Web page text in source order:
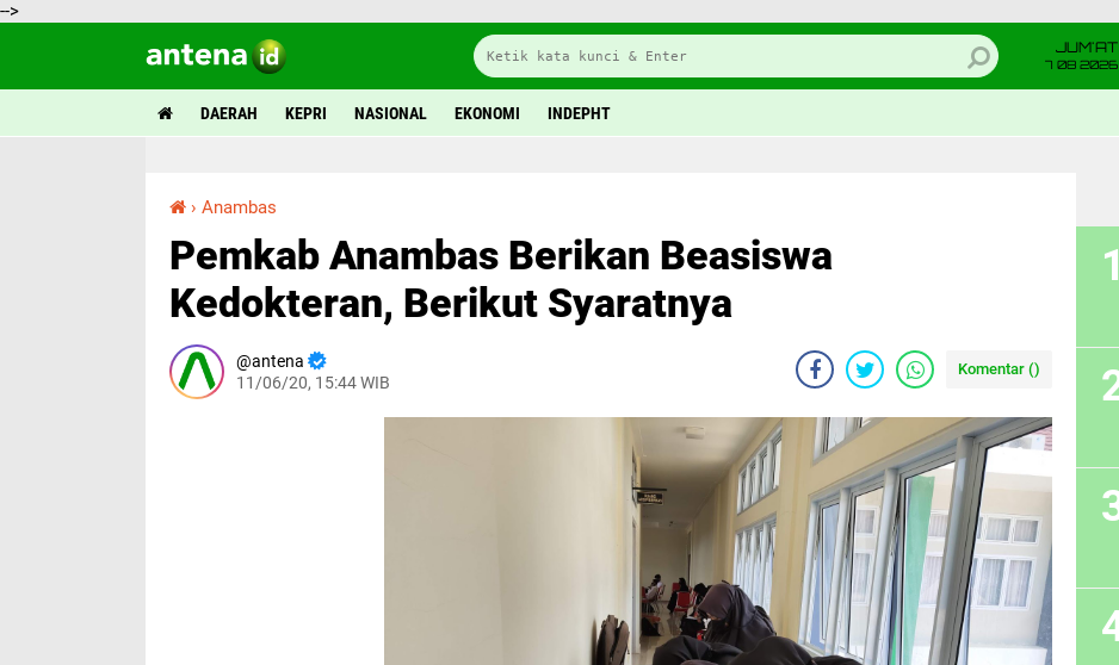
-->
JUM'AT
7 08 2026
DAERAH KEPRI NASIONAL EKONOMI INDEPHT
› Anambas
Pemkab Anambas Berikan Beasiswa
Kedokteran, Berikut Syaratnya
antena
11/06/20, 15:44 WIB
Komentar ()